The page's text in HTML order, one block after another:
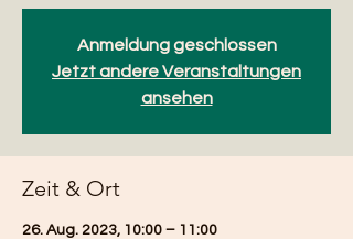
Anmeldung geschlossen
Jetzt andere Veranstaltungen
ansehen
Zeit & Ort
26. Aug. 2023, 10:00 – 11:00